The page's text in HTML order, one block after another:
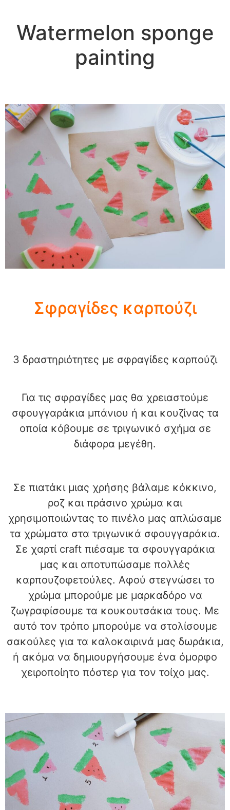
Watermelon sponge
painting
Σφραγίδες καρπούζι
3 δραστηριότητες με σφραγίδες καρπούζι
Για τις σφραγίδες μας θα χρειαστούμε
σφουγγαράκια μπάνιου ή και κουζίνας τα
οποία κόβουμε σε τριγωνικό σχήμα σε
διάφορα μεγέθη.
Σε πιατάκι μιας χρήσης βάλαμε κόκκινο,
ροζ και πράσινο χρώμα και
χρησιμοποιώντας το πινέλο μας απλώσαμε
τα χρώματα στα τριγωνικά σφουγγαράκια.
Σε χαρτί craft πιέσαμε τα σφουγγαράκια
μας και αποτυπώσαμε πολλές
καρπουζοφετούλες. Αφού στεγνώσει το
χρώμα μπορούμε με μαρκαδόρο να
ζωγραφίσουμε τα κουκουτσάκια τους. Με
αυτό τον τρόπο μπορούμε να στολίσουμε
σακούλες για τα καλοκαιρινά μας δωράκια,
ή ακόμα να δημιουργήσουμε ένα όμορφο
χειροποίητο πόστερ για τον τοίχο μας.